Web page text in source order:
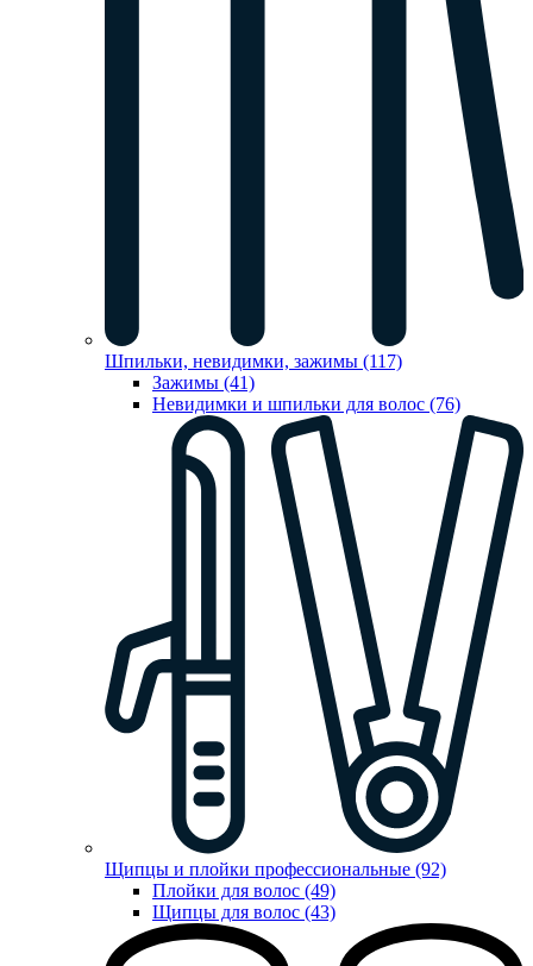
Шпильки, невидимки, зажимы (117)
Зажимы (41)
Невидимки и шпильки для волос (76)
Щипцы и плойки профессиональные (92)
Плойки для волос (49)
Щипцы для волос (43)